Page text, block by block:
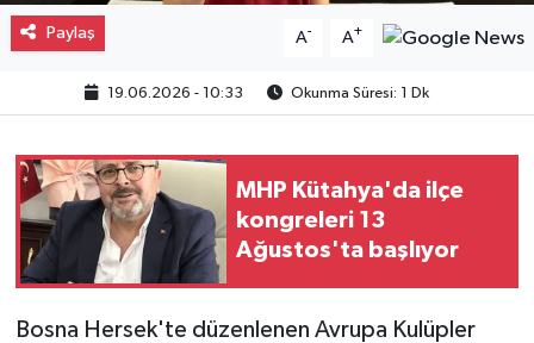
Paylaş A- A+
19.06.2026 - 10:33 Okunma Süresi: 1 Dk
MHP Kütahya'da ilçe
kongreleri 13
Ağustos'ta başlıyor
Bosna Hersek'te düzenlenen Avrupa Kulüpler